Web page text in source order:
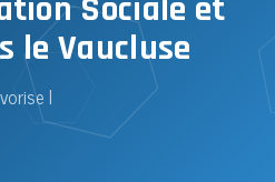
Sociale et
le Vaucluse
l